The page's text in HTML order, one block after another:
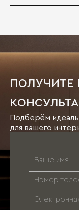
ПОЛУЧИТЕ
Подберём
для вашего